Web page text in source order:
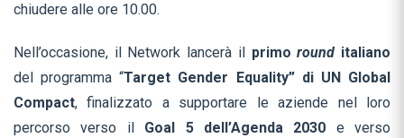
chiudere alle ore 10.00.
Nell’occasione, il Network lancerà il primoround italiano
del programma “Target Gender Equality” di UN Global
Compact, finalizzato a supportare le aziende nel loro
percorso verso il Goal 5 dell’Agenda 2030 e verso